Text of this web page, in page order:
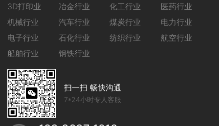
3D打印业 冶金行业 化工行业
医药行业
机械行业
汽车行业 煤炭行业
电力行业
电子行业
石化行业 纺织行业
航空行业
船舶行业
钢铁行业
扫一扫 畅快沟通
7*24小时专人客服